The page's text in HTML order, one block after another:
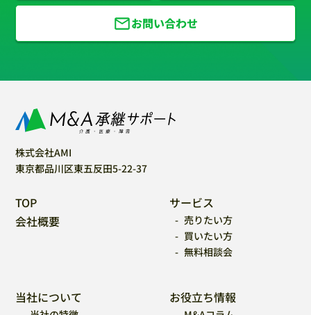
お問い合わせ
株式会社AMI
東京都品川区東五反田5-22-37
TOP
会社概要
サービス
売りたい方
買いたい方
無料相談会
当社について お役立ち情報